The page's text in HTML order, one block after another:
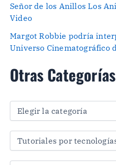
Señor de los Anillos Los
Video
Margot Robbie podría
Universo Cinematográfico
Otras Categorías